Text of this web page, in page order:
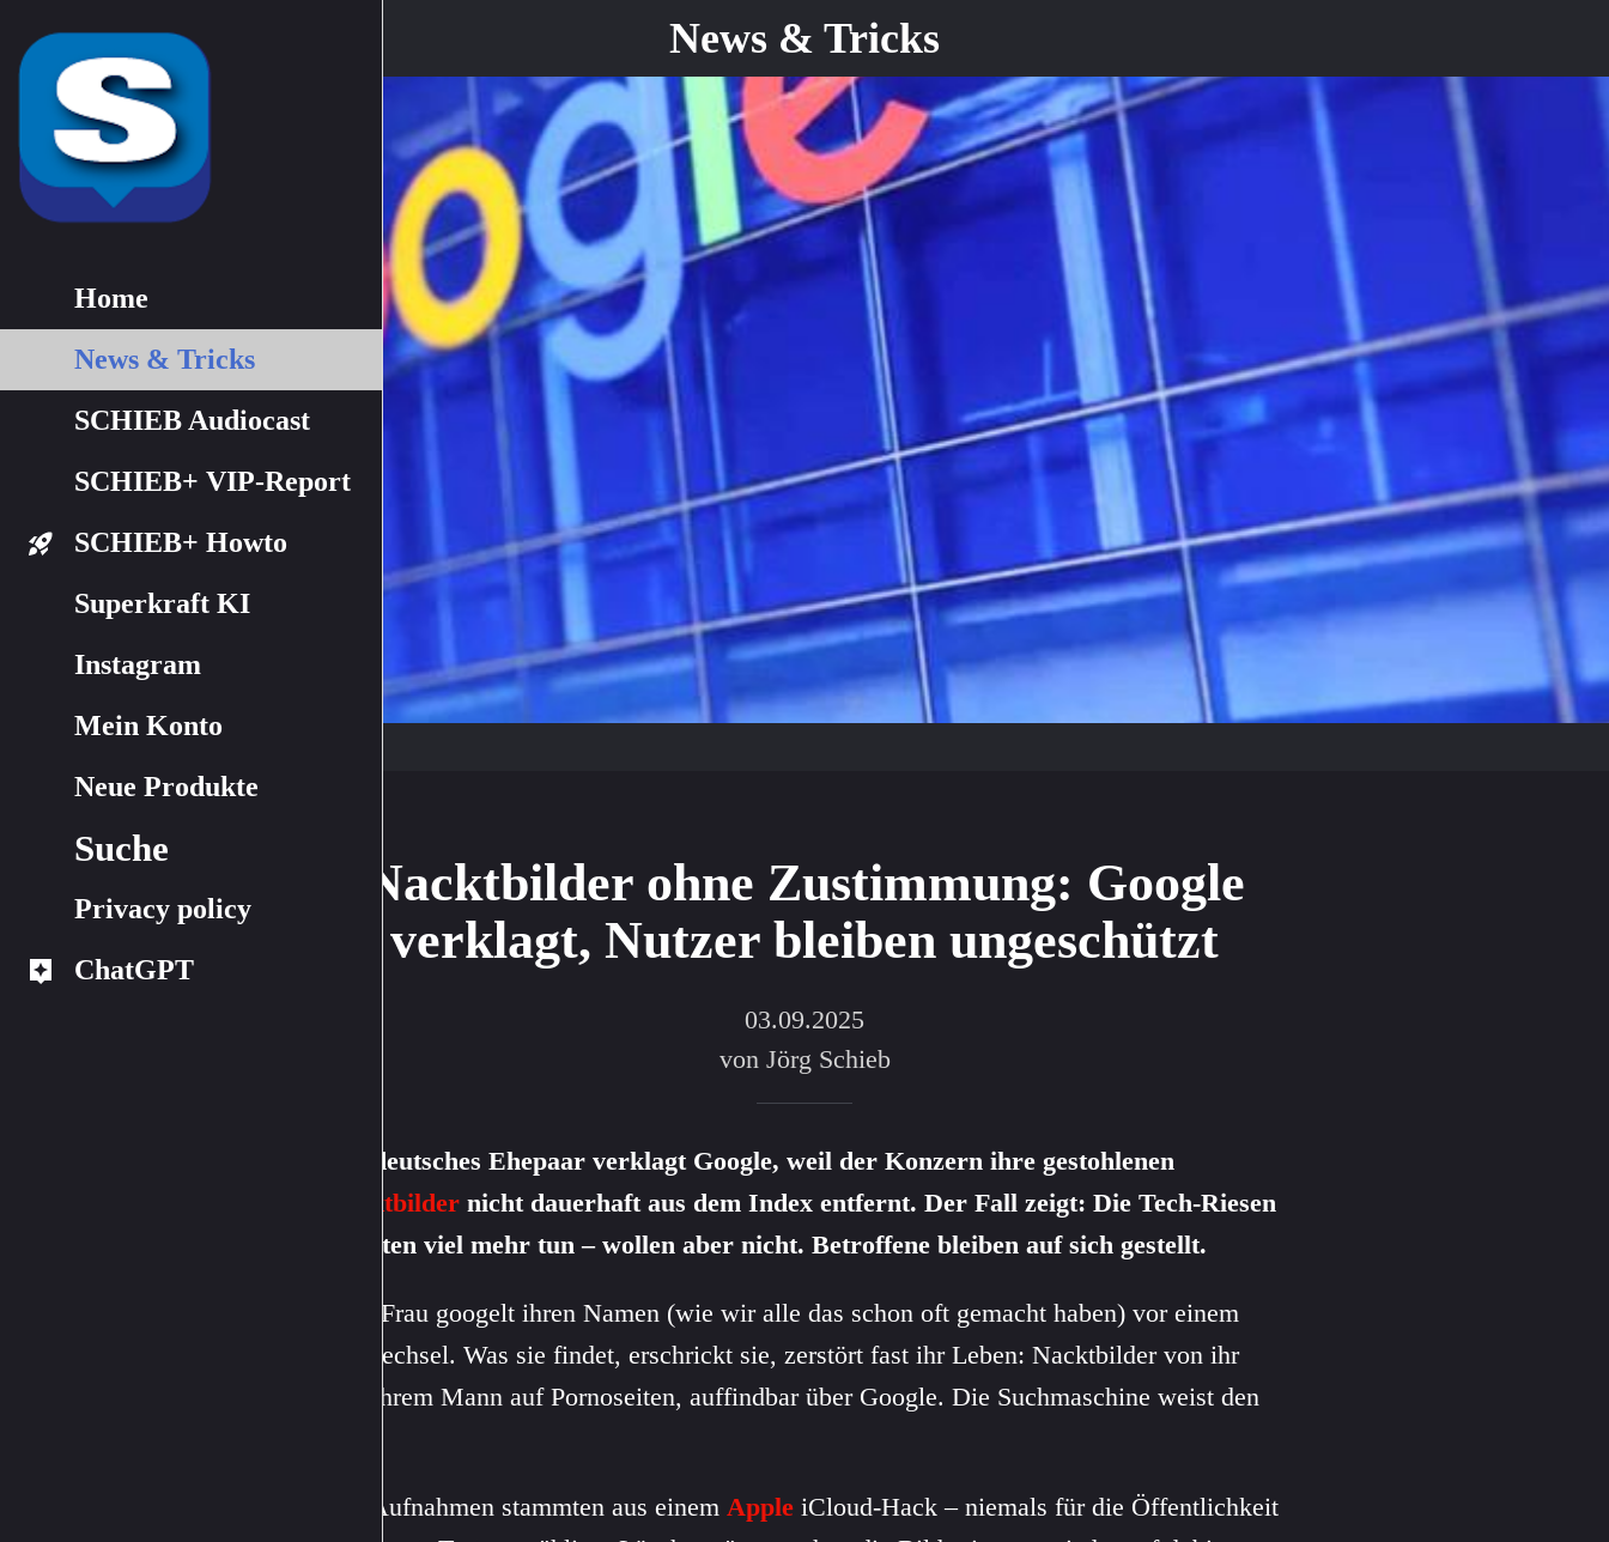
Home
News & Tricks
SCHIEB Audiocast
SCHIEB+ VIP-Report
SCHIEB+ Howto
Superkraft KI
Instagram
Mein Konto
Neue Produkte
Suche
Privacy policy
ChatGPT
News & Tricks
Nacktbilder ohne Zustimmung: Google
verklagt, Nutzer bleiben ungeschützt
03.09.2025
von Jörg Schieb
Ein deutsches Ehepaar verklagt Google, weil der Konzern ihre gestohlenen
Nacktbilder nicht dauerhaft aus dem Index entfernt. Der Fall zeigt: Die Tech-Riesen
könnten viel mehr tun – wollen aber nicht. Betroffene bleiben auf sich gestellt.
Eine Frau googelt ihren Namen (wie wir alle das schon oft gemacht haben) vor einem
Jobwechsel. Was sie findet, erschrickt sie, zerstört fast ihr Leben: Nacktbilder von ihr
und ihrem Mann auf Pornoseiten, auffindbar über Google. Die Suchmaschine weist den
Die Aufnahmen stammten aus einem Apple iCloud-Hack – niemals für die Öffentlichkeit